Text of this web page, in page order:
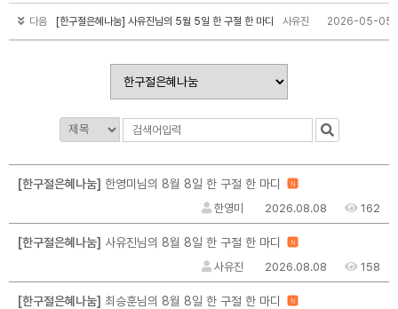
2026-05-05
사유진
다음 [한구절은혜나눔] 사유진님의 5월 5일 한 구절 한 마디
[한구절은혜나눔] 한영미님의 8월 8일 한 구절 한 마디 N
한영미 2026.08.08 162
[한구절은혜나눔] 사유진님의 8월 8일 한 구절 한 마디 N
사유진 2026.08.08 158
[한구절은혜나눔] 최승훈님의 8월 8일 한 구절 한 마디 N